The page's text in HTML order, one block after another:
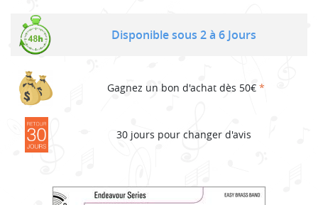
Disponible sous 2 à 6 Jours
Gagnez un bon d'achat dès 50€ *
30 jours pour changer d'avis